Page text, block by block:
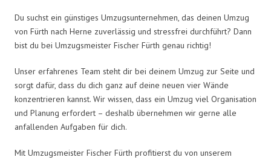
Du suchst ein günstiges Umzugsunternehmen, das deinen Umzug
von Fürth nach Herne zuverlässig und stressfrei durchführt? Dann
bist du bei Umzugsmeister Fischer Fürth genau richtig!
Unser erfahrenes Team steht dir bei deinem Umzug zur Seite und
sorgt dafür, dass du dich ganz auf deine neuen vier Wände
konzentrieren kannst. Wir wissen, dass ein Umzug viel Organisation
und Planung erfordert – deshalb übernehmen wir gerne alle
anfallenden Aufgaben für dich.
Mit Umzugsmeister Fischer Fürth profitierst du von unserem